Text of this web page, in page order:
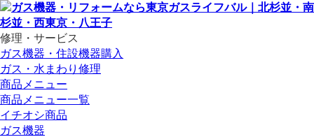
修理・サービス
ガス機器・住設機器購入
ガス・水まわり修理
商品メニュー
商品メニュー一覧
イチオシ商品
ガス機器